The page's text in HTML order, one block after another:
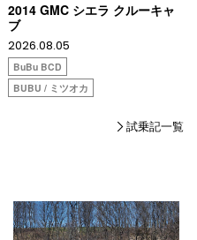
2014 GMC シエラ クルーキャ
ブ
2026.08.05
BuBu BCD
BUBU / ミツオカ
試乗記一覧